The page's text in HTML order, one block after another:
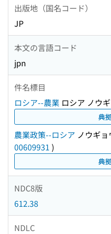
出版地（国名コード）
JP
本文の言語コード
jpn
件名標目
ロシア--農業 ロシア ノウ
典
農業政策--ロシア ノウギ
00609931 )
典
NDC8版
612.38
NDLC